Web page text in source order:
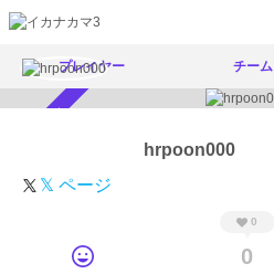
プレイヤー チーム
hrpoon000
𝕏 ページ
0
0